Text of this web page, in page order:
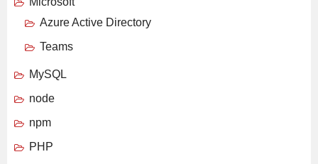
Azure Active Directory
Teams
MySQL
node
npm
PHP